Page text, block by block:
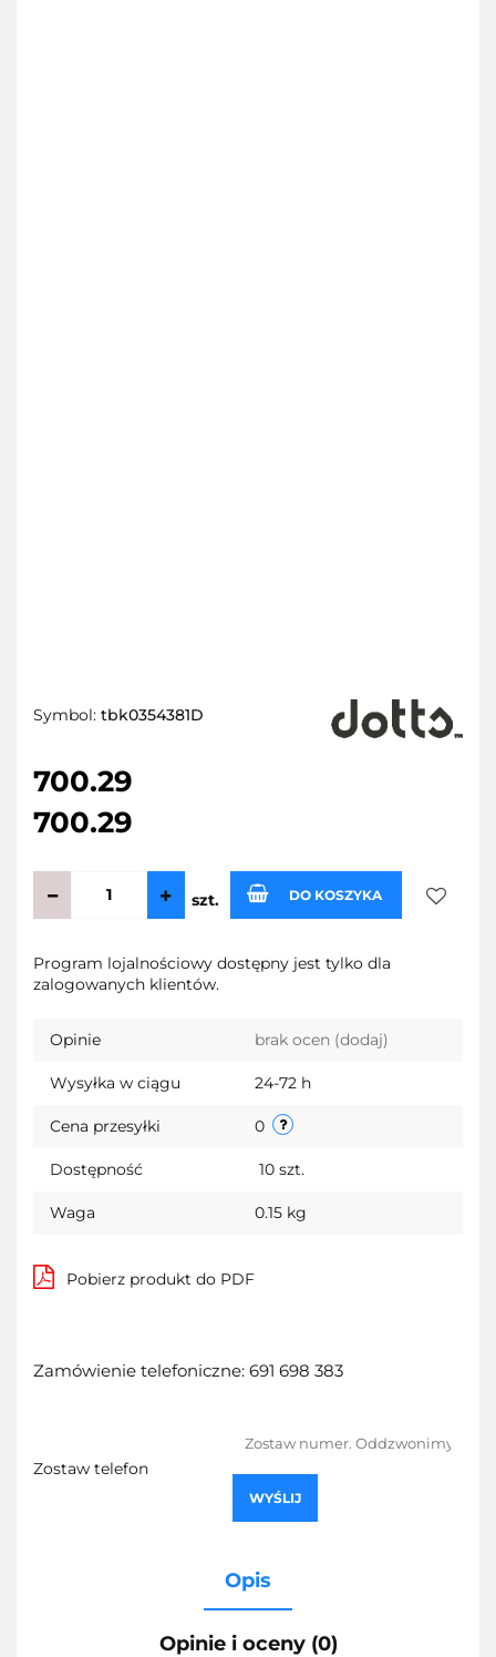
Symbol: tbk0354381D
700.29
700.29
szt. DO KOSZYKA
Program lojalnościowy dostępny jest tylko dla
zalogowanych klientów.
Opinie brak ocen (dodaj)
Wysyłka w ciągu 24-72 h
Cena przesyłki 0
Dostępność 10 szt.
Waga 0.15 kg
Pobierz produkt do PDF
Zamówienie telefoniczne: 691 698 383
Zostaw telefon
WYŚLIJ
Opis
Opinie i oceny (0)